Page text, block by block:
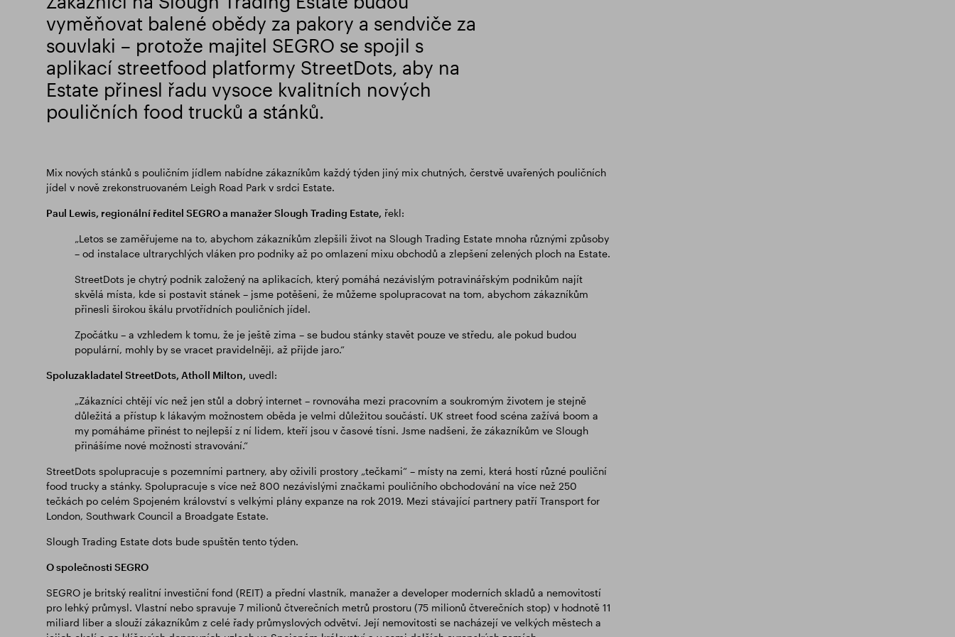
vyměňovat balené obědy za pakory a sendviče za
souvlaki – protože majitel SEGRO se spojil s
aplikací streetfood platformy StreetDots, aby na
Estate přinesl řadu vysoce kvalitních nových
pouličních food trucků a stánků.
Mix nových stánků s pouličním jídlem nabídne zákazníkům každý týden jiný mix chutných, čerstvě uvařených pouličních
jídel v nově zrekonstruovaném Leigh Road Park v srdci Estate.
Paul Lewis, regionální ředitel SEGRO a manažer Slough Trading Estate, řekl:
„Letos se zaměřujeme na to, abychom zákazníkům zlepšili život na Slough Trading Estate mnoha různými způsoby
– od instalace ultrarychlých vláken pro podniky až po omlazení mixu obchodů a zlepšení zelených ploch na Estate.
StreetDots je chytrý podnik založený na aplikacích, který pomáhá nezávislým potravinářským podnikům najít
skvělá místa, kde si postavit stánek – jsme potěšeni, že můžeme spolupracovat na tom, abychom zákazníkům
přinesli širokou škálu prvotřídních pouličních jídel.
Zpočátku – a vzhledem k tomu, že je ještě zima – se budou stánky stavět pouze ve středu, ale pokud budou
populární, mohly by se vracet pravidelněji, až přijde jaro.“
Spoluzakladatel StreetDots, Atholl Milton, uvedl:
„Zákazníci chtějí víc než jen stůl a dobrý internet – rovnováha mezi pracovním a soukromým životem je stejně
důležitá a přístup k lákavým možnostem oběda je velmi důležitou součástí. UK street food scéna zažívá boom a
my pomáháme přinést to nejlepší z ní lidem, kteří jsou v časové tísni. Jsme nadšeni, že zákazníkům ve Slough
přinášíme nové možnosti stravování.“
StreetDots spolupracuje s pozemními partnery, aby oživili prostory „tečkami“ – místy na zemi, která hostí různé pouliční
food trucky a stánky. Spolupracuje s více než 800 nezávislými značkami pouličního obchodování na více než 250
tečkách po celém Spojeném království s velkými plány expanze na rok 2019. Mezi stávající partnery patří Transport for
London, Southwark Council a Broadgate Estate.
Slough Trading Estate dots bude spuštěn tento týden.
O společnosti SEGRO
SEGRO je britský realitní investiční fond (REIT) a přední vlastník, manažer a developer moderních skladů a nemovitostí
pro lehký průmysl. Vlastní nebo spravuje 7 milionů čtverečních metrů prostoru (75 milionů čtverečních stop) v hodnotě 11
miliard liber a slouží zákazníkům z celé řady průmyslových odvětví. Její nemovitosti se nacházejí ve velkých městech a